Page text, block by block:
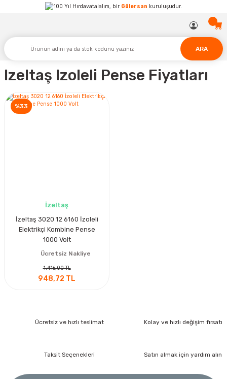
Hırdavatalalım, bir Gülersan kuruluşudur.
ARA
Izeltaş Izoleli Pense Fiyatları
%33
İzeltaş
İzeltaş 3020 12 6160 İzoleli
Elektrikçi Kombine Pense
1000 Volt
Ücretsiz Nakliye
1.416,00 TL
948,72 TL
Ücretsiz ve hızlı teslimat Kolay ve hızlı değişim fırsatı
Taksit Seçenekleri Satın almak için yardım alın